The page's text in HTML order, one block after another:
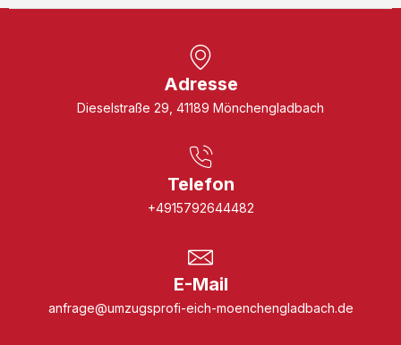
Adresse
Dieselstraße 29, 41189 Mönchengladbach
Telefon
+4915792644482
E-Mail
anfrage@umzugsprofi-eich-moenchengladbach.de